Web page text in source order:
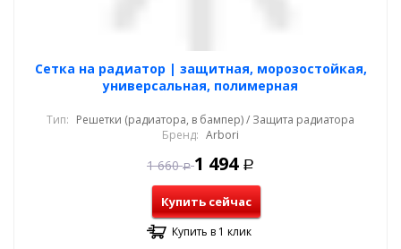
Cетка на радиатор | защитная, морозостойкая,
универсальная, полимерная
Тип: Решетки (радиатора, в бампер) / Защита радиатора
Бренд: Arbori
1 660 Р 1 494 Р
Купить сейчас
Купить в 1 клик